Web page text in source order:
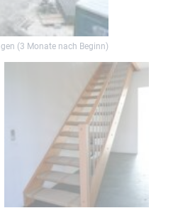
(3 Monate nach Beginn)